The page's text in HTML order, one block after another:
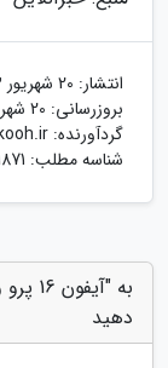
انتشار: 20 شهریور 1403
بروزرسانی: 20 شهریور 1403
گردآورنده:
شناسه مطلب: 1871
به
دهید